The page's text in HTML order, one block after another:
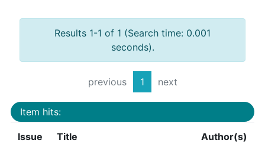
Results 1-1 of 1 (Search time: 0.001
seconds).
previous 1 next
Item hits:
Issue
Title Author(s)